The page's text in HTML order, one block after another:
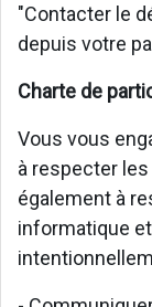
"Contacter le
depuis votre
Charte de
Vous vous
à respecter
également à
informatique